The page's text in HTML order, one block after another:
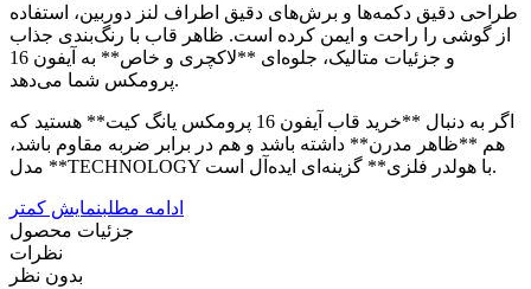
طراحی دقیق دکمه‌ها و برش‌های دقیق اطراف لنز دوربین، استفاده
از گوشی را راحت و ایمن کرده است. ظاهر قاب با رنگ‌بندی جذاب
و جزئیات متالیک، جلوه‌ای **لاکچری و خاص** به آیفون 16
پرومکس شما می‌دهد.
اگر به دنبال **خرید قاب آیفون 16 پرومکس یانگ کیت** هستید که
هم **ظاهر مدرن** داشته باشد و هم در برابر ضربه مقاوم باشد،
مدل **TECHNOLOGY با هولدر فلزی** گزینه‌ای ایده‌آل است.
ادامه مطلبنمایش کمتر
جزئیات محصول
نظرات
بدون نظر